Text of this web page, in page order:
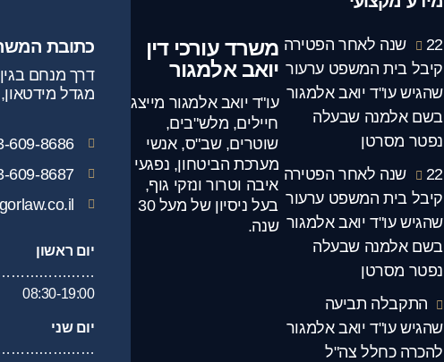
משרד עורכי דין
יואב אלמגור
עו"ד יואב אלמגור מייצג
חיילים, מלש"בים,
שוטרים, שב"ס, אנשי
מערכת הביטחון, נפגעי
איבה וטרור ונזקי גוף,
בעל ניסיון של מעל 30
שנה.
כתובת
מגדל
609-8686
609-8687
יום ראשון
08:30-19:00
יום שני
22 שנה לאחר הפטירה
קיבל בית המשפט ערעור
שהגיש עו"ד יואב אלמגור
בשם אלמנה שבעלה
נפטר מסרטן
22 שנה לאחר הפטירה
קיבל בית המשפט ערעור
שהגיש עו"ד יואב אלמגור
בשם אלמנה שבעלה
נפטר מסרטן
התקבלה תביעה
שהגיש עו"ד יואב אלמגור
להכרה כחלל צה"ל